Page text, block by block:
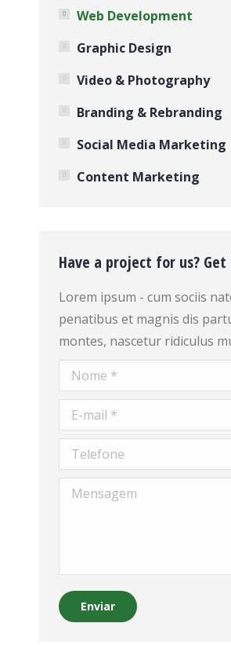
Web Development
Graphic Design
Video & Photography
Branding & Rebranding
Social Media Marketing
Content Marketing
Have a project for us?
Lorem ipsum - cum sociis
penatibus et magnis dis
montes, nascetur ridiculus
Nome *
E-mail *
Telefone
Mensagem
Enviar